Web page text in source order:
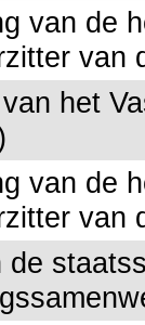
van de
van
het
van de
van
de